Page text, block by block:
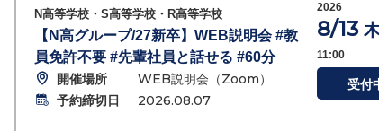
N高等学校・S高等学校・R高等学校
【N高グループ/27新卒】WEB説明会 #教
員免許不要 #先輩社員と話せる #60分
開催場所
WEB説明会（Zoom）
予約締切日
2026.08.07
2026
8/13
11:00
受付